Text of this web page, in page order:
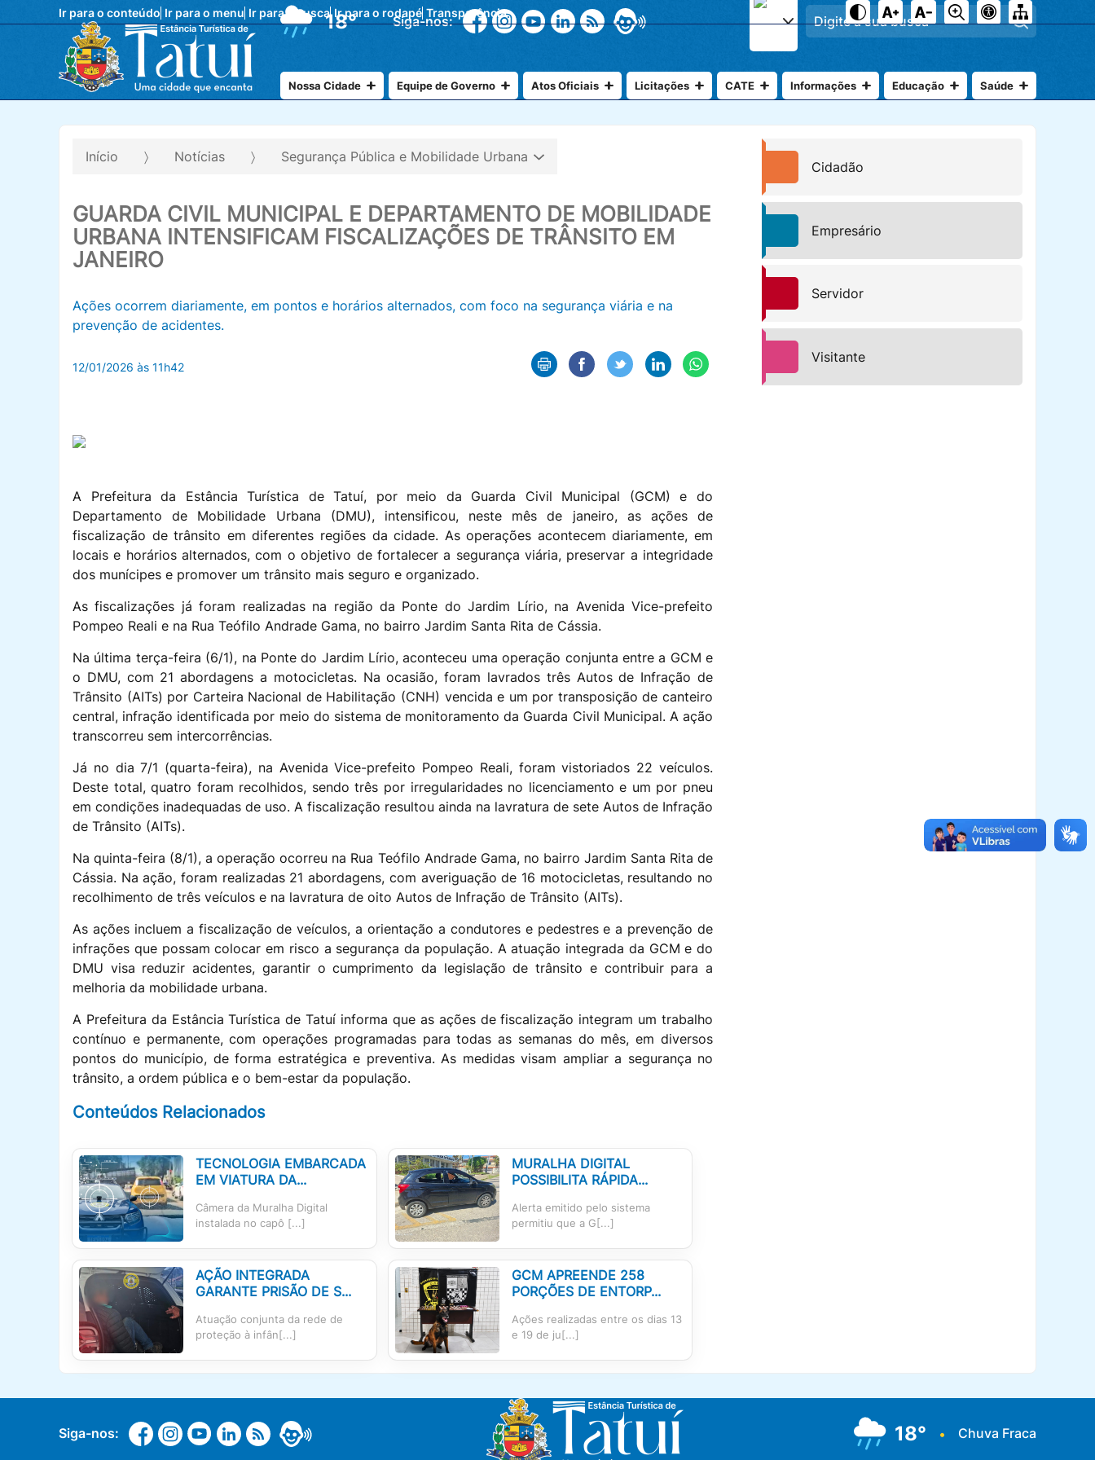
Ir para o conteúdo Ir para o menu Ir para a busca Ir para o rodapé Transparência
18° Siga-nos:
Nossa Cidade Equipe de Governo Atos Oficiais Licitações CATE Informações Educação Saúde
Início Notícias Segurança Pública e Mobilidade Urbana
GUARDA CIVIL MUNICIPAL E DEPARTAMENTO DE MOBILIDADE
URBANA INTENSIFICAM FISCALIZAÇÕES DE TRÂNSITO EM
JANEIRO
Ações ocorrem diariamente, em pontos e horários alternados, com foco na segurança viária e na
prevenção de acidentes.
12/01/2026 às 11h42
A Prefeitura da Estância Turística de Tatuí, por meio da Guarda Civil Municipal (GCM) e do
Departamento de Mobilidade Urbana (DMU), intensificou, neste mês de janeiro, as ações de
fiscalização de trânsito em diferentes regiões da cidade. As operações acontecem diariamente, em
locais e horários alternados, com o objetivo de fortalecer a segurança viária, preservar a integridade
dos munícipes e promover um trânsito mais seguro e organizado.
As fiscalizações já foram realizadas na região da Ponte do Jardim Lírio, na Avenida Vice-prefeito
Pompeo Reali e na Rua Teófilo Andrade Gama, no bairro Jardim Santa Rita de Cássia.
Na última terça-feira (6/1), na Ponte do Jardim Lírio, aconteceu uma operação conjunta entre a GCM e
o DMU, com 21 abordagens a motocicletas. Na ocasião, foram lavrados três Autos de Infração de
Trânsito (AITs) por Carteira Nacional de Habilitação (CNH) vencida e um por transposição de canteiro
central, infração identificada por meio do sistema de monitoramento da Guarda Civil Municipal. A ação
transcorreu sem intercorrências.
Já no dia 7/1 (quarta-feira), na Avenida Vice-prefeito Pompeo Reali, foram vistoriados 22 veículos.
Deste total, quatro foram recolhidos, sendo três por irregularidades no licenciamento e um por pneu
em condições inadequadas de uso. A fiscalização resultou ainda na lavratura de sete Autos de Infração
de Trânsito (AITs).
Na quinta-feira (8/1), a operação ocorreu na Rua Teófilo Andrade Gama, no bairro Jardim Santa Rita de
Cássia. Na ação, foram realizadas 21 abordagens, com averiguação de 16 motocicletas, resultando no
recolhimento de três veículos e na lavratura de oito Autos de Infração de Trânsito (AITs).
As ações incluem a fiscalização de veículos, a orientação a condutores e pedestres e a prevenção de
infrações que possam colocar em risco a segurança da população. A atuação integrada da GCM e do
DMU visa reduzir acidentes, garantir o cumprimento da legislação de trânsito e contribuir para a
melhoria da mobilidade urbana.
A Prefeitura da Estância Turística de Tatuí informa que as ações de fiscalização integram um trabalho
contínuo e permanente, com operações programadas para todas as semanas do mês, em diversos
pontos do município, de forma estratégica e preventiva. As medidas visam ampliar a segurança no
trânsito, a ordem pública e o bem-estar da população.
Conteúdos Relacionados
TECNOLOGIA EMBARCADA
EM VIATURA DA...
Câmera da Muralha Digital
instalada no capô [...]
MURALHA DIGITAL
POSSIBILITA RÁPIDA...
Alerta emitido pelo sistema
permitiu que a G[...]
AÇÃO INTEGRADA
GARANTE PRISÃO DE S...
Atuação conjunta da rede de
proteção à infân[...]
GCM APREENDE 258
PORÇÕES DE ENTORP...
Ações realizadas entre os dias 13
e 19 de ju[...]
Cidadão
Empresário
Servidor
Visitante
Siga-nos: 18° • Chuva Fraca